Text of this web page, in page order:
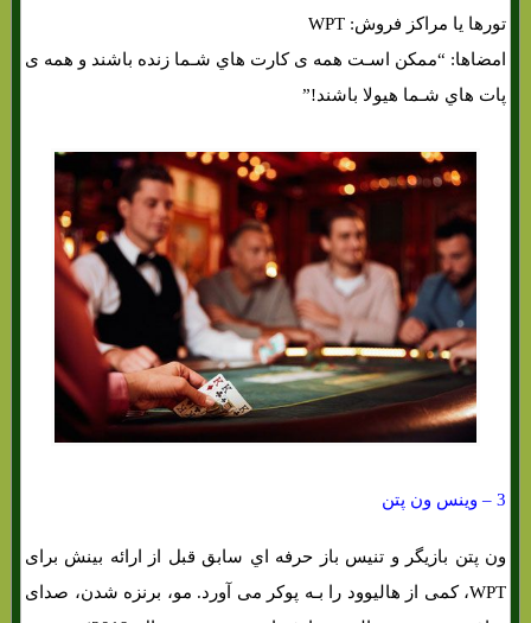
تورها یا مراکز فروش: WPT
امضاها: “ممکن اسـت همه ی کارت هاي‌ شـما زنده باشند و همه ی
پات هاي‌ شـما هیولا باشند!”
3 – وینس ون پتن
ون پتن بازیگر و تنیس باز حرفه اي سابق قبل از ارائه بینش برای
WPT، کمی از هالیوود را بـه پوکر می آورد. مو، برنزه شدن، صدای